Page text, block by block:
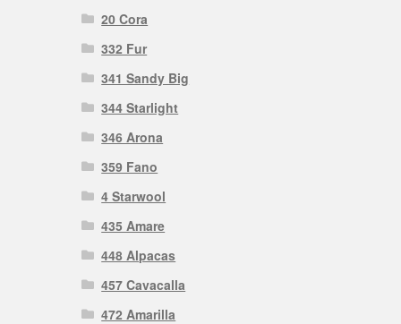
20 Cora
332 Fur
341 Sandy Big
344 Starlight
346 Arona
359 Fano
4 Starwool
435 Amare
448 Alpacas
457 Cavacalla
472 Amarilla